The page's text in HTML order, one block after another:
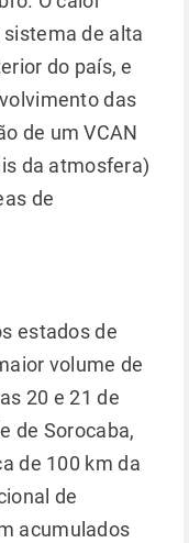
de alta
do país, e
das
de um VCAN
da atmosfera)
de
estados de
volume de
20 e 21 de
de Sorocaba,
de 100 km da
de
acumulados